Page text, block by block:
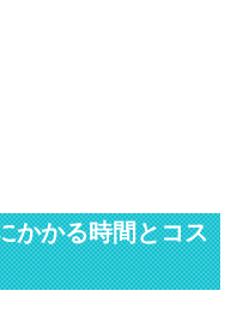
かかる時間とコス